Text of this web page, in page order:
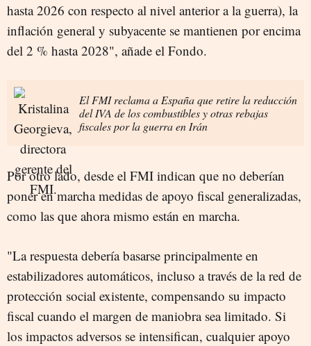
hasta 2026 con respecto al nivel anterior a la guerra), la
inflación general y subyacente se mantienen por encima
del 2 % hasta 2028", añade el Fondo.
El FMI reclama a España que retire la reducción
del IVA de los combustibles y otras rebajas
fiscales por la guerra en Irán
Por otro lado, desde el FMI indican que no deberían
poner en marcha medidas de apoyo fiscal generalizadas,
como las que ahora mismo están en marcha.
"La respuesta debería basarse principalmente en
estabilizadores automáticos, incluso a través de la red de
protección social existente, compensando su impacto
fiscal cuando el margen de maniobra sea limitado. Si
los impactos adversos se intensifican, cualquier apoyo